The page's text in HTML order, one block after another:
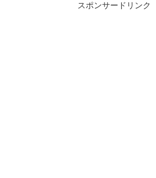
スポンサードリンク